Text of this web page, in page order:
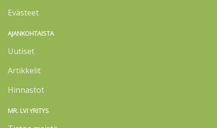
Evästeet
AJANKOHTAISTA
Uutiset
Artikkelit
Hinnastot
MR. LVI YRITYS